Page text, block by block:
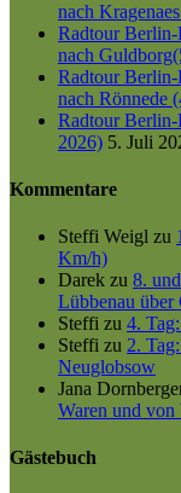
nach
Radtour Berlin-
nach
Radtour
nach Rönnede
Radtour Berlin-
2026) 5. Juli
Kommentare
Steffi Weigl zu
Km/h)
Darek zu 8.
Lübbenau über
Steffi zu 4.
Steffi zu 2.
Neuglobsow
Jana
Waren und von
Gästebuch